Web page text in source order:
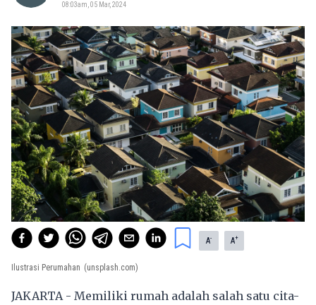
08:03am, 05 Mar, 2024
A- A+
Ilustrasi Perumahan (unsplash.com)
JAKARTA - Memiliki rumah adalah salah satu cita-